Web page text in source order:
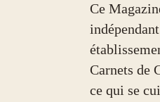
Ce
Carnets de
ce qui se